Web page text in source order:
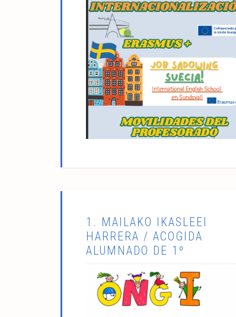
1. MAILAKO IKASLEEI
HARRERA / ACOGIDA
ALUMNADO DE 1º